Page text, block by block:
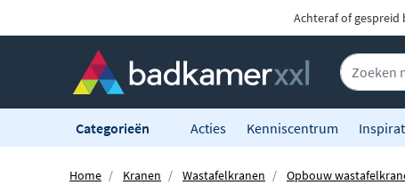
Achteraf of gespreid
Categorieën Acties Kenniscentrum
Home Kranen Wastafelkranen Opbouw